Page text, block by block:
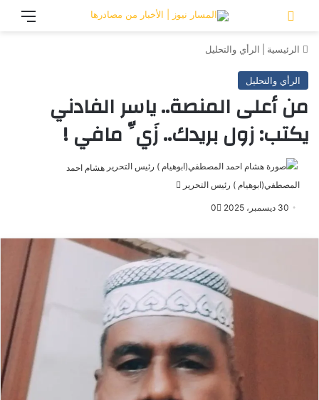
تسجيل الدخول
الرئيسية الرأي والتحليل
الرأي والتحليل
من أعلى المنصة.. ياسر الفادني
يكتب: زول بريدك.. زَيِّ مافي !
هشام احمد
المصطفي(ابوهيام ) رئيس التحرير
30 ديسمبر، 2025 0